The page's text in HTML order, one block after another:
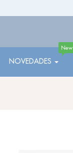
NOVEDADES
New